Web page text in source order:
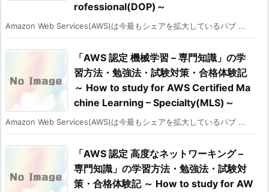
rofessional(DOP)～
Amazon Web Services(AWS)は今最もシェアを拡大しているパブ ...
「AWS 認定 機械学習 – 専門知識」の学
習方法・勉強法・試験対策・合格体験記
～ How to study for AWS Certified Ma
chine Learning – Specialty(MLS)～
Amazon Web Services(AWS)は今最もシェアを拡大しているパブ ...
「AWS 認定 高度なネットワーキング –
専門知識」の学習方法・勉強法・試験対
策・合格体験記 ～ How to study for AW